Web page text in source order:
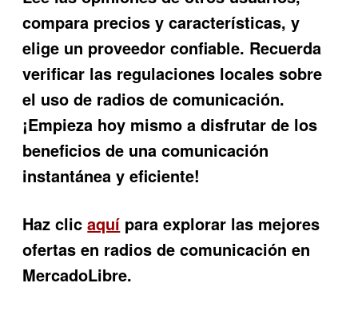
compara precios y características, y
elige un proveedor confiable. Recuerda
verificar las regulaciones locales sobre
el uso de radios de comunicación.
¡Empieza hoy mismo a disfrutar de los
beneficios de una comunicación
instantánea y eficiente!
Haz clicaquí para explorar las mejores
ofertas en radios de comunicación en
MercadoLibre.